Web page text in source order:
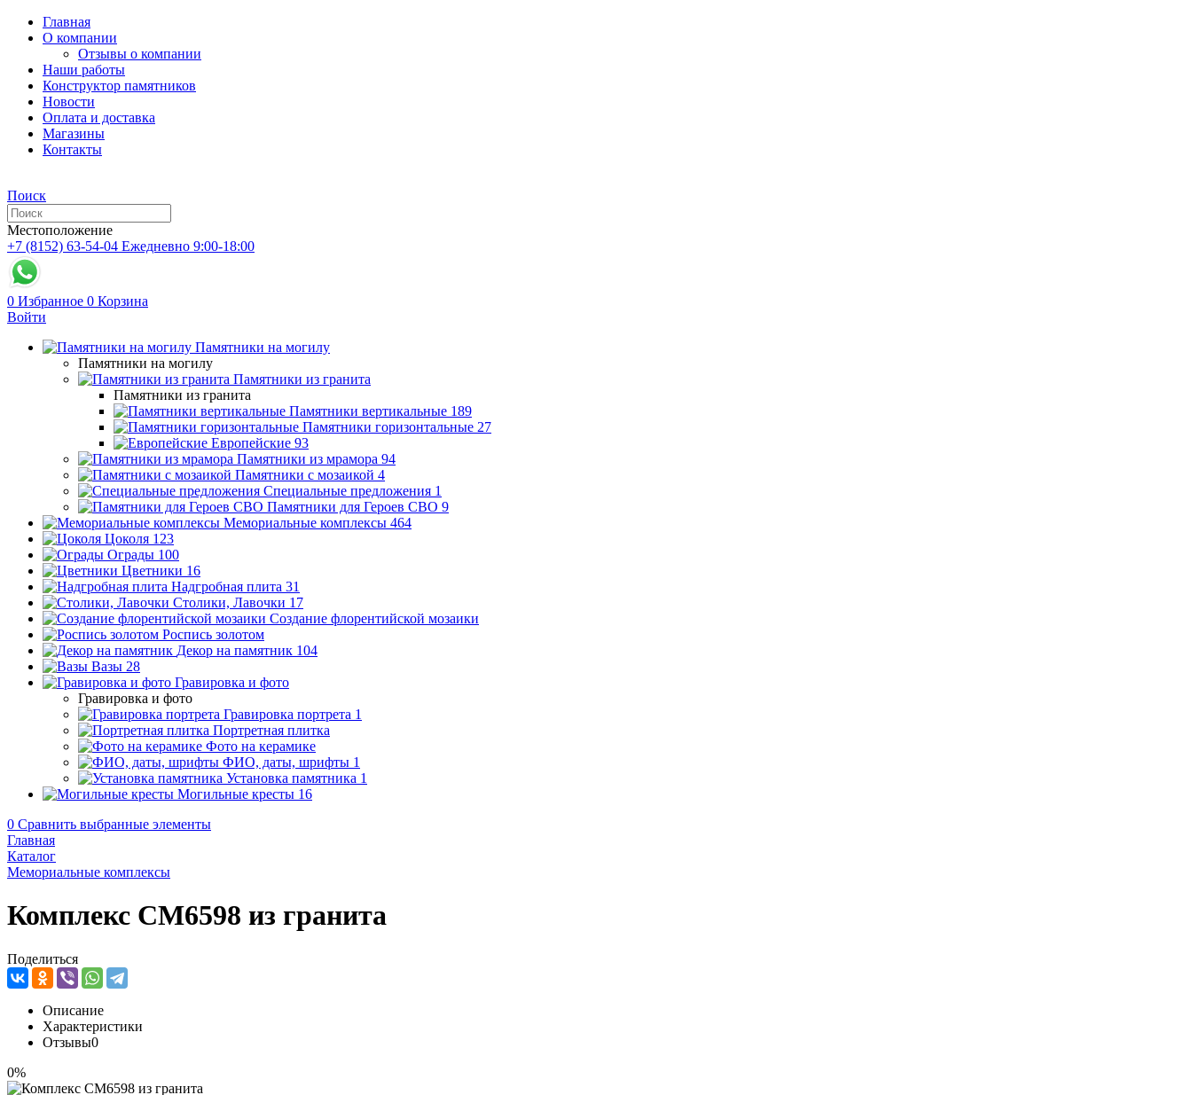
Главная
О компании
Отзывы о компании
Наши работы
Конструктор памятников
Новости
Оплата и доставка
Магазины
Контакты
Поиск
Местоположение
+7 (8152) 63-54-04 Ежедневно 9:00-18:00
0 Избранное 0 Корзина
Войти
Памятники на могилу
Памятники на могилу
Памятники из гранита
Памятники из гранита
Памятники вертикальные 189
Памятники горизонтальные 27
Европейские 93
Памятники из мрамора 94
Памятники с мозаикой 4
Специальные предложения 1
Памятники для Героев СВО 9
Мемориальные комплексы 464
Цоколя 123
Ограды 100
Цветники 16
Надгробная плита 31
Столики, Лавочки 17
Создание флорентийской мозаики
Роспись золотом
Декор на памятник 104
Вазы 28
Гравировка и фото
Гравировка и фото
Гравировка портрета 1
Портретная плитка
Фото на керамике
ФИО, даты, шрифты 1
Установка памятника 1
Могильные кресты 16
0 Сравнить выбранные элементы
Главная
Каталог
Мемориальные комплексы
Комплекс CM6598 из гранита
Поделиться
Описание
Характеристики
Отзывы0
0%